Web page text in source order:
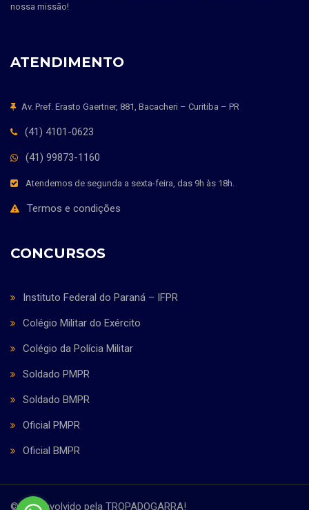
nossa missão!
ATENDIMENTO
Av. Pref. Erasto Gaertner, 881, Bacacheri – Curitiba – PR
(41) 4101-0623
(41) 99873-1160
Atendemos de segunda a sexta-feira, das 9h às 18h.
Termos e condições
CONCURSOS
Instituto Federal do Paraná – IFPR
Colégio Militar do Exército
Colégio da Polícia Militar
Soldado PMPR
Soldado BMPR
Oficial PMPR
Oficial BMPR
© Desenvolvido pela TROPADOGARRA!